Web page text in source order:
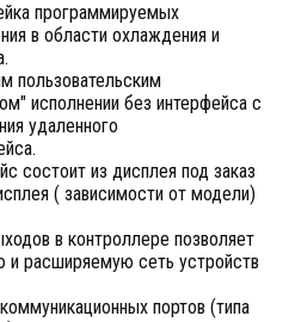
программируемых
в области охлаждения и
пользовательским
исполнении без интерфейса с
удаленного
состоит из дисплея под заказ
( зависимости от модели)
в контроллере позволяет
и расширяемую сеть устройств
портов (типа